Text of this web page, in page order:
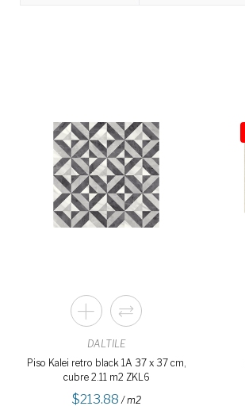
DALTILE
Piso Kalei retro black 1A 37 x 37 cm,
cubre 2.11 m2 ZKL6
213.88 / m2